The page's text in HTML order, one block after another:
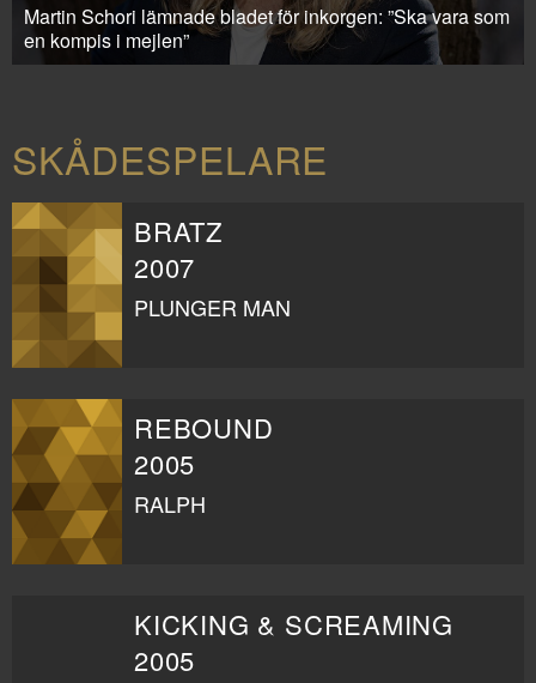
Martin Schori lämnade bladet för inkorgen: ”Ska vara som
en kompis i mejlen”
SKÅDESPELARE
BRATZ
2007
PLUNGER MAN
REBOUND
2005
RALPH
KICKING & SCREAMING
2005